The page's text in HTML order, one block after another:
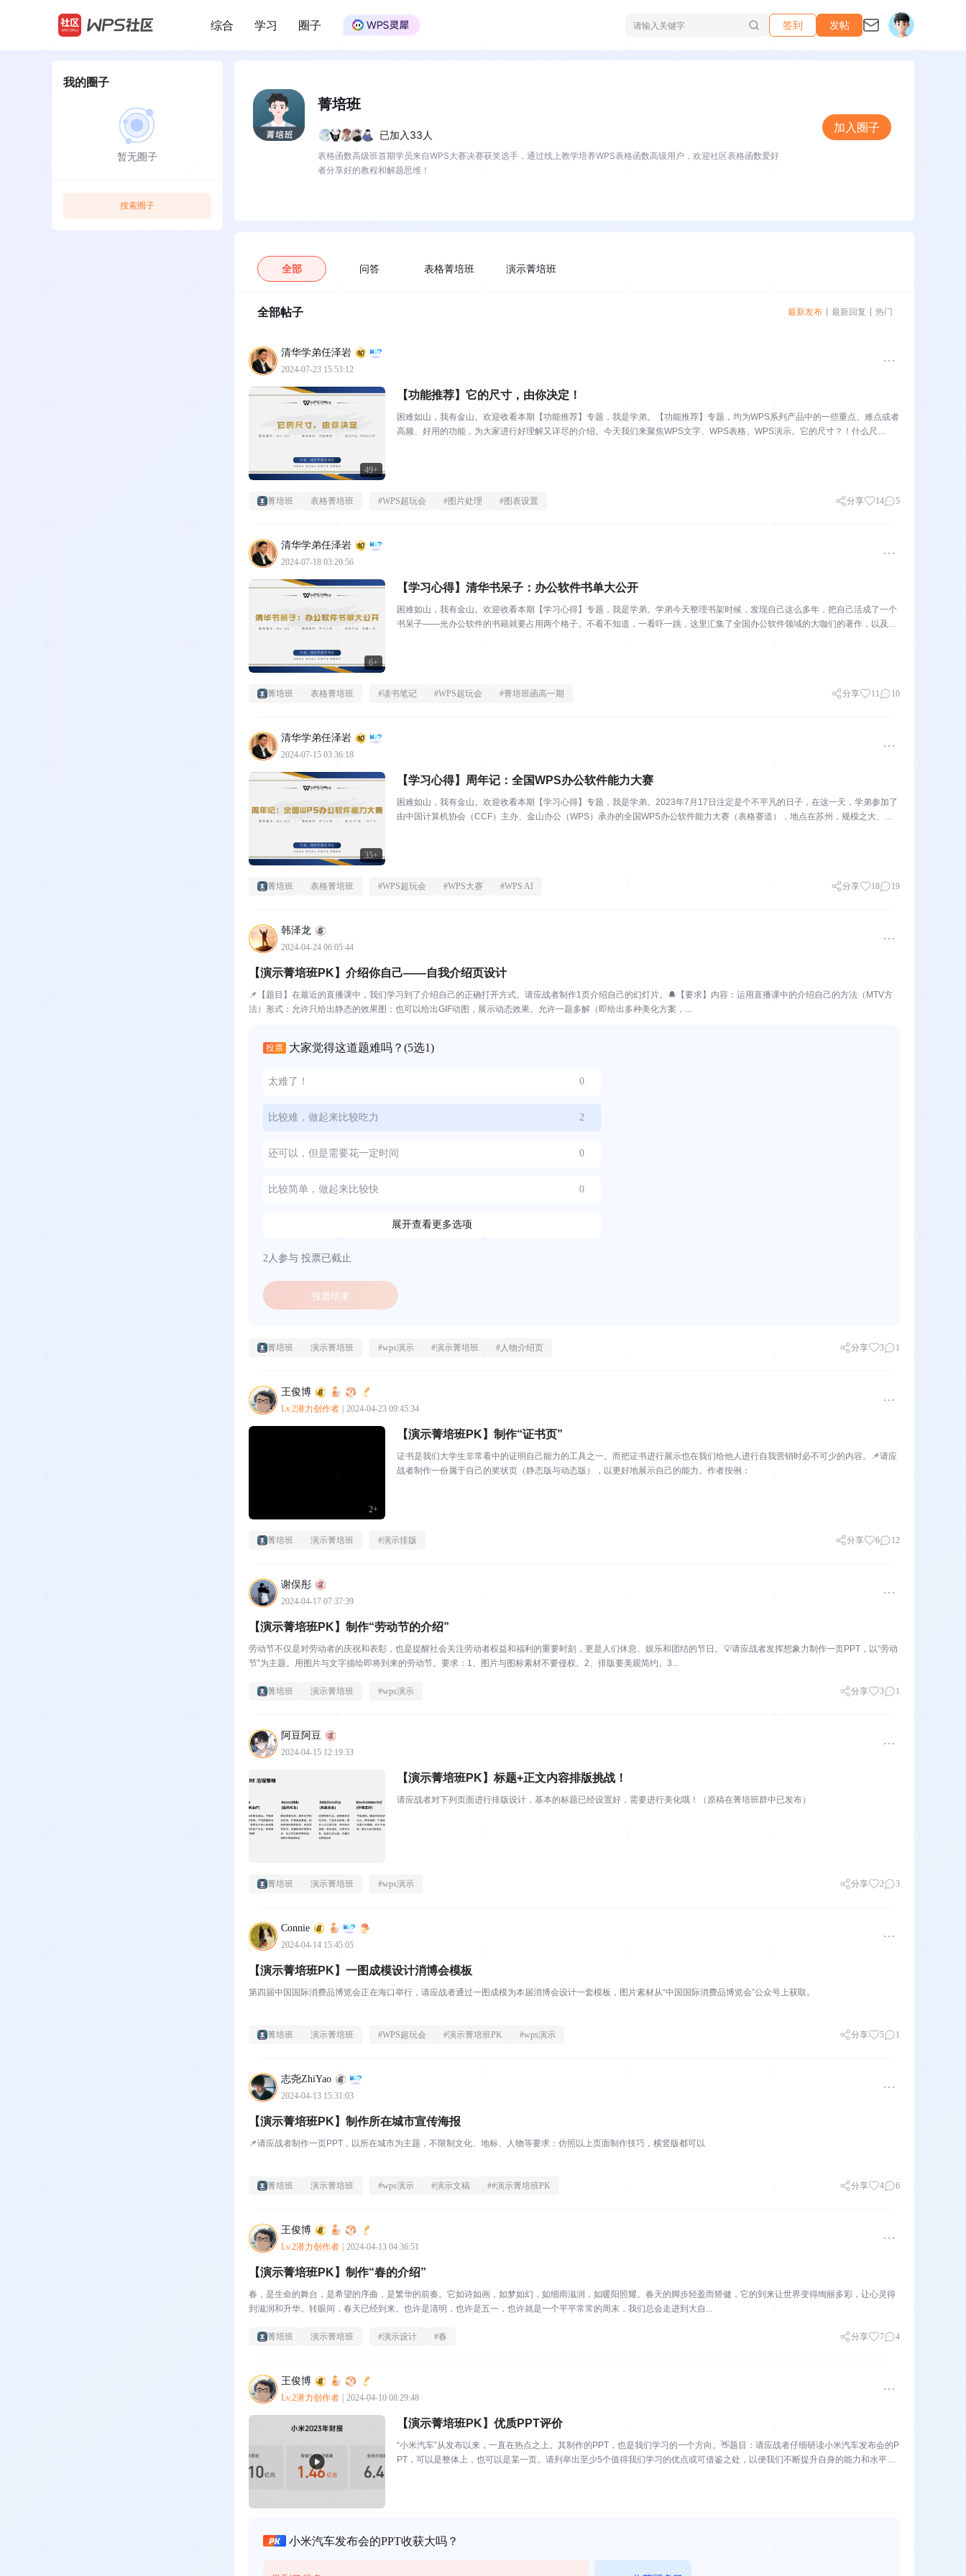
/
综合 学习 圈子 签到 发帖
我的圈子
暂无圈子
搜索圈子
菁培班
已加入33人
表格函数高级班首期学员来自WPS大赛决赛获奖选手，通过线上教学培养WPS表格函数高级用户，欢迎社区表格函数爱好
者分享好的教程和解题思维！
加入圈子
全部 问答 表格菁培班 演示菁培班
全部帖子 最新发布 最新回复 热门
清华学弟任泽岩
2024-07-23 15:53:12
49+
【功能推荐】它的尺寸，由你决定！
困难如山，我有金山。欢迎收看本期【功能推荐】专题，我是学弟。【功能推荐】专题，均为WPS系列产品中的一些重点、难点或者
高频、好用的功能，为大家进行好理解又详尽的介绍。今天我们来聚焦WPS文字、WPS表格、WPS演示。它的尺寸？！什么尺
菁培班 表格菁培班 #WPS超玩会 #图片处理 #图表设置 分享 14 5
清华学弟任泽岩
2024-07-18 03:20:56
6+
【学习心得】清华书呆子：办公软件书单大公开
困难如山，我有金山。欢迎收看本期【学习心得】专题，我是学弟。学弟今天整理书架时候，发现自己这么多年，把自己活成了一个
书呆子——光办公软件的书籍就要占用两个格子。不看不知道，一看吓一跳，这里汇集了全国办公软件领域的大咖们的著作，以及各
菁培班 表格菁培班 #读书笔记 #WPS超玩会 #菁培班函高一期 分享 11 10
清华学弟任泽岩
2024-07-15 03:36:18
35+
【学习心得】周年记：全国WPS办公软件能力大赛
困难如山，我有金山。欢迎收看本期【学习心得】专题，我是学弟。2023年7月17日注定是个不平凡的日子，在这一天，学弟参加了
由中国计算机协会（CCF）主办、金山办公（WPS）承办的全国WPS办公软件能力大赛（表格赛道），地点在苏州，规模之大、盛
菁培班 表格菁培班 #WPS超玩会 #WPS大赛 #WPS AI 分享 18 19
韩泽龙
2024-04-24 06:05:44
【演示菁培班PK】介绍你自己——自我介绍页设计
📌【题目】在最近的直播课中，我们学习到了介绍自己的正确打开方式。请应战者制作1页介绍自己的幻灯片。🔔【要求】内容：运用直播课中的介绍自己的方法（MTV方
法）形式：允许只给出静态的效果图；也可以给出GIF动图，展示动态效果。允许一题多解（即给出多种美化方案，...
投票 大家觉得这道题难吗？ (5选1)
太难了！ 0
比较难，做起来比较吃力 2
还可以，但是需要花一定时间 0
比较简单，做起来比较快 0
展开查看更多选项
2人参与 投票已截止
投票结束
菁培班 演示菁培班 #wps演示 #演示菁培班 #人物介绍页 分享 3 1
王俊博
Lv.2潜力创作者 2024-04-23 09:45:34
2+
【演示菁培班PK】制作“证书页”
证书是我们大学生非常看中的证明自己能力的工具之一。而把证书进行展示也在我们给他人进行自我营销时必不可少的内容。📌请应
战者制作一份属于自己的奖状页（静态版与动态版），以更好地展示自己的能力。作者按例：
菁培班 演示菁培班 #演示排版 分享 6 12
谢俣彤
2024-04-17 07:37:39
【演示菁培班PK】制作“劳动节的介绍”
劳动节不仅是对劳动者的庆祝和表彰，也是提醒社会关注劳动者权益和福利的重要时刻，更是人们休息、娱乐和团结的节日。💡请应战者发挥想象力制作一页PPT，以“劳动
节”为主题。用图片与文字描绘即将到来的劳动节。要求：1、图片与图标素材不要侵权。2、排版要美观简约。3...
菁培班 演示菁培班 #wps演示 分享 3 1
阿豆阿豆
2024-04-15 12:19:33
【演示菁培班PK】标题+正文内容排版挑战！
请应战者对下列页面进行排版设计，基本的标题已经设置好，需要进行美化哦！（原稿在菁培班群中已发布）
菁培班 演示菁培班 #wps演示 分享 2 3
Connie
2024-04-14 15:45:05
【演示菁培班PK】一图成模设计消博会模板
第四届中国国际消费品博览会正在海口举行，请应战者通过一图成模为本届消博会设计一套模板，图片素材从“中国国际消费品博览会”公众号上获取。
菁培班 演示菁培班 #WPS超玩会 #演示菁培班PK #wps演示 分享 5 1
志尧ZhiYao
2024-04-13 15:31:03
【演示菁培班PK】制作所在城市宣传海报
📌请应战者制作一页PPT，以所在城市为主题，不限制文化、地标、人物等要求：仿照以上页面制作技巧，横竖版都可以
菁培班 演示菁培班 #wps演示 #演示文稿 ##演示菁培班PK 分享 4 6
王俊博
Lv.2潜力创作者 2024-04-13 04:36:51
【演示菁培班PK】制作“春的介绍”
春，是生命的舞台，是希望的序曲，是繁华的前奏。它如诗如画，如梦如幻，如细雨滋润，如暖阳照耀。春天的脚步轻盈而矫健，它的到来让世界变得绚丽多彩，让心灵得
到滋润和升华。转眼间，春天已经到来。也许是清明，也许是五一，也许就是一个平平常常的周末，我们总会走进到大自...
菁培班 演示菁培班 #演示设计 #春 分享 7 4
王俊博
Lv.2潜力创作者 2024-04-10 08:29:48
【演示菁培班PK】优质PPT评价
“小米汽车”从发布以来，一直在热点之上。其制作的PPT，也是我们学习的一个方向。👋题目：请应战者仔细研读小米汽车发布会的P
PT，可以是整体上，也可以是某一页。请列举出至少5个值得我们学习的优点或可借鉴之处，以便我们不断提升自身的能力和水平。
小米汽车发布会的PPT收获大吗？